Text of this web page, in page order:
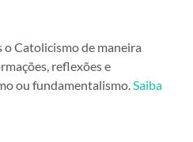
o Catolicismo de maneira
reflexões e
ou fundamentalismo. Saiba